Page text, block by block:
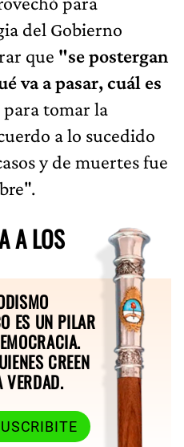
del Gobierno
que "se postergan
va a pasar, cuál es
para tomar la
a lo sucedido
y de muertes fue
A LOS
ES UN PILAR
CREEN
VERDAD.